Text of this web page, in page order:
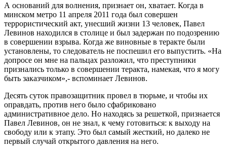
А оснований для волнения, признает он, хватает. Когда в
минском метро 11 апреля 2011 года был совершен
террористический акт, унесший жизни 13 человек, Павел
Левинов находился в столице и был задержан по подозрению
в совершении взрыва. Когда же виновные в теракте были
установлены, то следователь не поспешил его выпустить. «На
допросе он мне на пальцах разложил, что преступники
признались только в совершении теракта, намекая, что я могу
быть заказчиком»,- вспоминает Левинов.
Десять суток правозащитник провел в тюрьме, и чтобы их
оправдать, против него было сфабриковано
административное дело. Но находясь за решеткой, признается
Павел Левинов, он не знал, к чему готовиться: к выходу на
свободу или к этапу. Это был самый жесткий, но далеко не
первый случай открытого давления на него.